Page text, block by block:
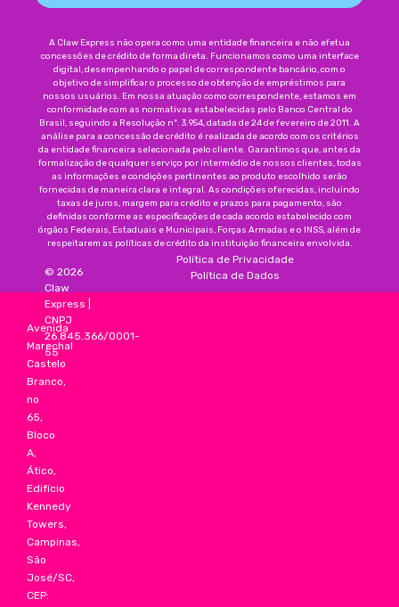
A Claw Express não opera como uma entidade financeira e não efetua
concessões de crédito de forma direta. Funcionamos como uma interface
digital, desempenhando o papel de correspondente bancário, com o
objetivo de simplificar o processo de obtenção de empréstimos para
nossos usuários. Em nossa atuação como correspondente, estamos em
conformidade com as normativas estabelecidas pelo Banco Central do
Brasil, seguindo a Resolução nº. 3.954, datada de 24 de fevereiro de 2011. A
análise para a concessão de crédito é realizada de acordo com os critérios
da entidade financeira selecionada pelo cliente. Garantimos que, antes da
formalização de qualquer serviço por intermédio de nossos clientes, todas
as informações e condições pertinentes ao produto escolhido serão
fornecidas de maneira clara e integral. As condições oferecidas, incluindo
taxas de juros, margem para crédito e prazos para pagamento, são
definidas conforme as especificações de cada acordo estabelecido com
órgãos Federais, Estaduais e Municipais, Forças Armadas e o INSS, além de
respeitarem as políticas de crédito da instituição financeira envolvida.
Avenida
Marechal
Castelo
Branco,
no
65,
Bloco
A,
Ático,
Edifício
Kennedy
Towers,
Campinas,
São
José/SC,
CEP:
© 2026
Claw
Express
CNPJ
26.845.366/0001-
55
Política de Privacidade
Política de Dados